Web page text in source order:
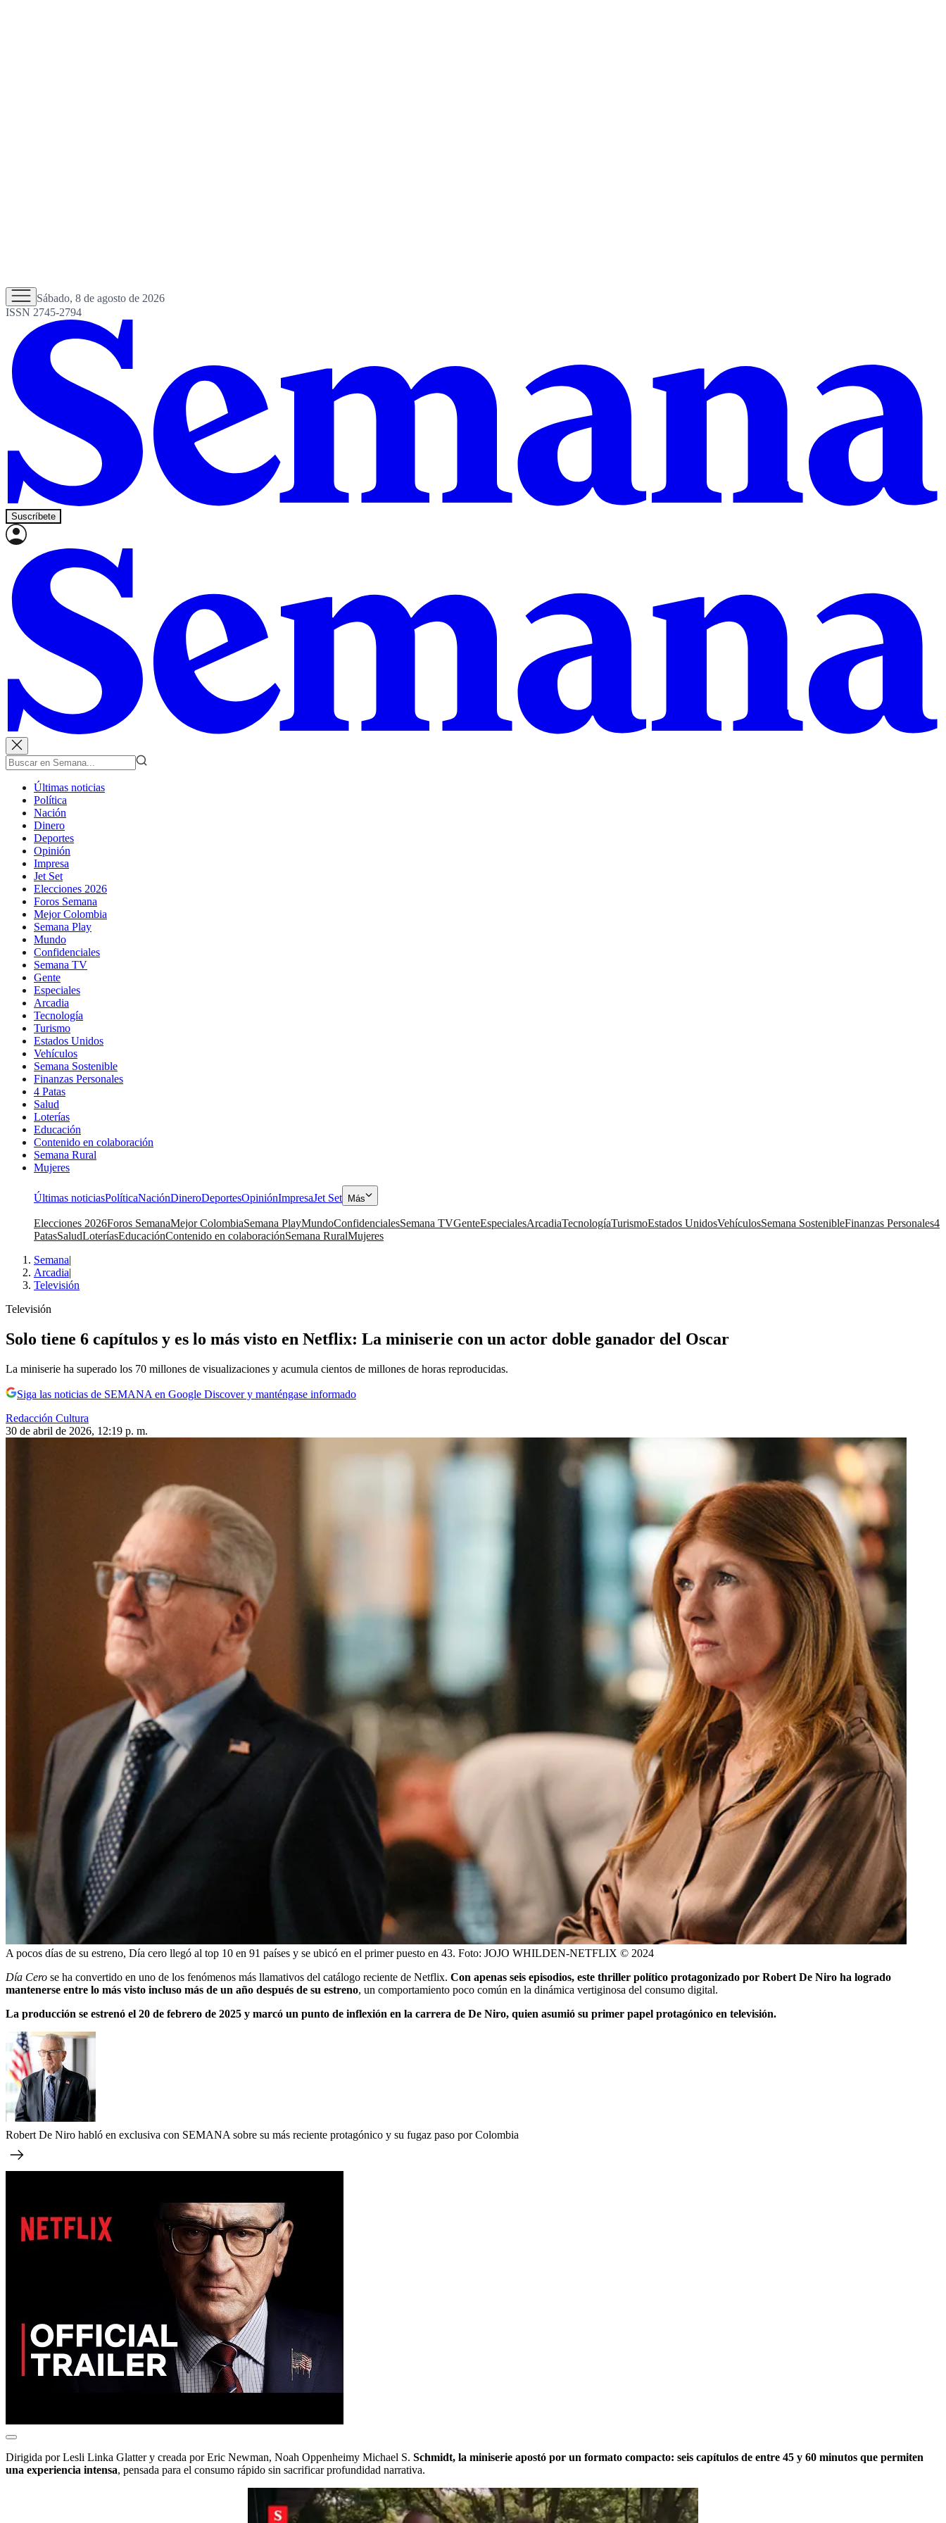
Sábado, 8 de agosto de 2026
ISSN 2745-2794
Suscríbete
Últimas noticias
Política
Nación
Dinero
Deportes
Opinión
Impresa
Jet Set
Elecciones 2026
Foros Semana
Mejor Colombia
Semana Play
Mundo
Confidenciales
Semana TV
Gente
Especiales
Arcadia
Tecnología
Turismo
Estados Unidos
Vehículos
Semana Sostenible
Finanzas Personales
4 Patas
Salud
Loterías
Educación
Contenido en colaboración
Semana Rural
Mujeres
Últimas noticiasPolíticaNaciónDineroDeportesOpiniónImpresaJet Set Más
Elecciones 2026Foros SemanaMejor ColombiaSemana PlayMundoConfidencialesSemana TVGenteEspecialesArcadiaTecnologíaTurismoEstados UnidosVehículosSemana SostenibleFinanzas Personales4
PatasSaludLoteríasEducaciónContenido en colaboraciónSemana RuralMujeres
Semana|
Arcadia|
Televisión
Televisión
Solo tiene 6 capítulos y es lo más visto en Netflix: La miniserie con un actor doble ganador del Oscar
La miniserie ha superado los 70 millones de visualizaciones y acumula cientos de millones de horas reproducidas.
Siga las noticias de SEMANA en Google Discover y manténgase informado
Redacción Cultura
30 de abril de 2026, 12:19 p. m.
A pocos días de su estreno, Día cero llegó al top 10 en 91 países y se ubicó en el primer puesto en 43. Foto: JOJO WHILDEN-NETFLIX © 2024
Día Cero se ha convertido en uno de los fenómenos más llamativos del catálogo reciente de Netflix. Con apenas seis episodios, este thriller político protagonizado por Robert De Niro ha logrado
mantenerse entre lo más visto incluso más de un año después de su estreno, un comportamiento poco común en la dinámica vertiginosa del consumo digital.
La producción se estrenó el 20 de febrero de 2025 y marcó un punto de inflexión en la carrera de De Niro, quien asumió su primer papel protagónico en televisión.
Robert De Niro habló en exclusiva con SEMANA sobre su más reciente protagónico y su fugaz paso por Colombia
Dirigida por Lesli Linka Glatter y creada por Eric Newman, Noah Oppenheimy Michael S. Schmidt, la miniserie apostó por un formato compacto: seis capítulos de entre 45 y 60 minutos que permiten
una experiencia intensa, pensada para el consumo rápido sin sacrificar profundidad narrativa.